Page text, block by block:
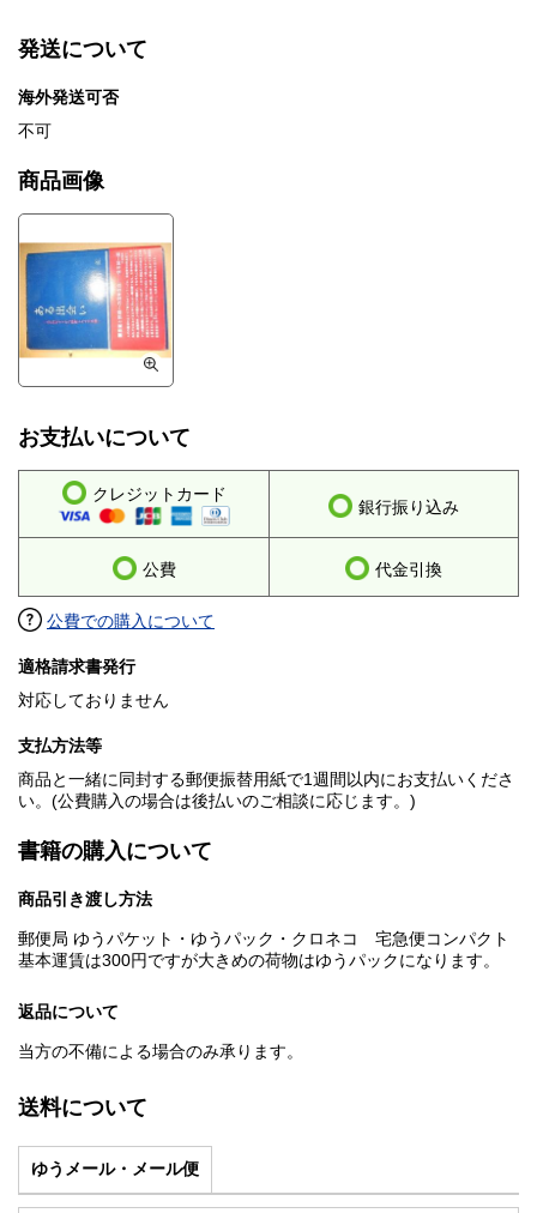
発送について
海外発送可否
不可
商品画像
お支払いについて
クレジットカード
銀行振り込み
公費 代金引換
公費での購入について
適格請求書発行
対応しておりません
支払方法等
商品と一緒に同封する郵便振替用紙で1週間以内にお支払いくださ
い。(公費購入の場合は後払いのご相談に応じます。)
書籍の購入について
商品引き渡し方法
郵便局 ゆうパケット・ゆうパック・クロネコ 宅急便コンパクト
基本運賃は300円ですが大きめの荷物はゆうパックになります。
返品について
当方の不備による場合のみ承ります。
送料について
ゆうメール・メール便